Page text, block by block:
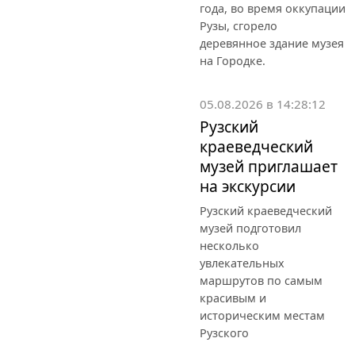
года, во время оккупации
Рузы, сгорело
деревянное здание музея
на Городке.
05.08.2026 в 14:28:12
Рузский
краеведческий
музей приглашает
на экскурсии
Рузский краеведческий
музей подготовил
несколько
увлекательных
маршрутов по самым
красивым и
историческим местам
Рузского